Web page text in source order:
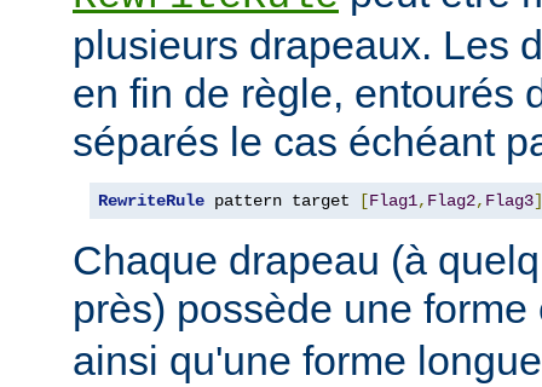
plusieurs drapeaux. Les
en fin de règle, entourés
séparés le cas échéant
RewriteRule pattern target [Flag1, Flag2, Flag3]
Chaque drapeau (à
près) possède une
ainsi qu'une forme